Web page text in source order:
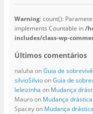
Warning: count():
implements Countable in/
includes/class-wp-
Últimos comentários
naluha onGuia de
silvioSilvioonGuia de
leleizinha on Mudança
Mauroon Mudança drástica
Spaceyon Mudança drástica